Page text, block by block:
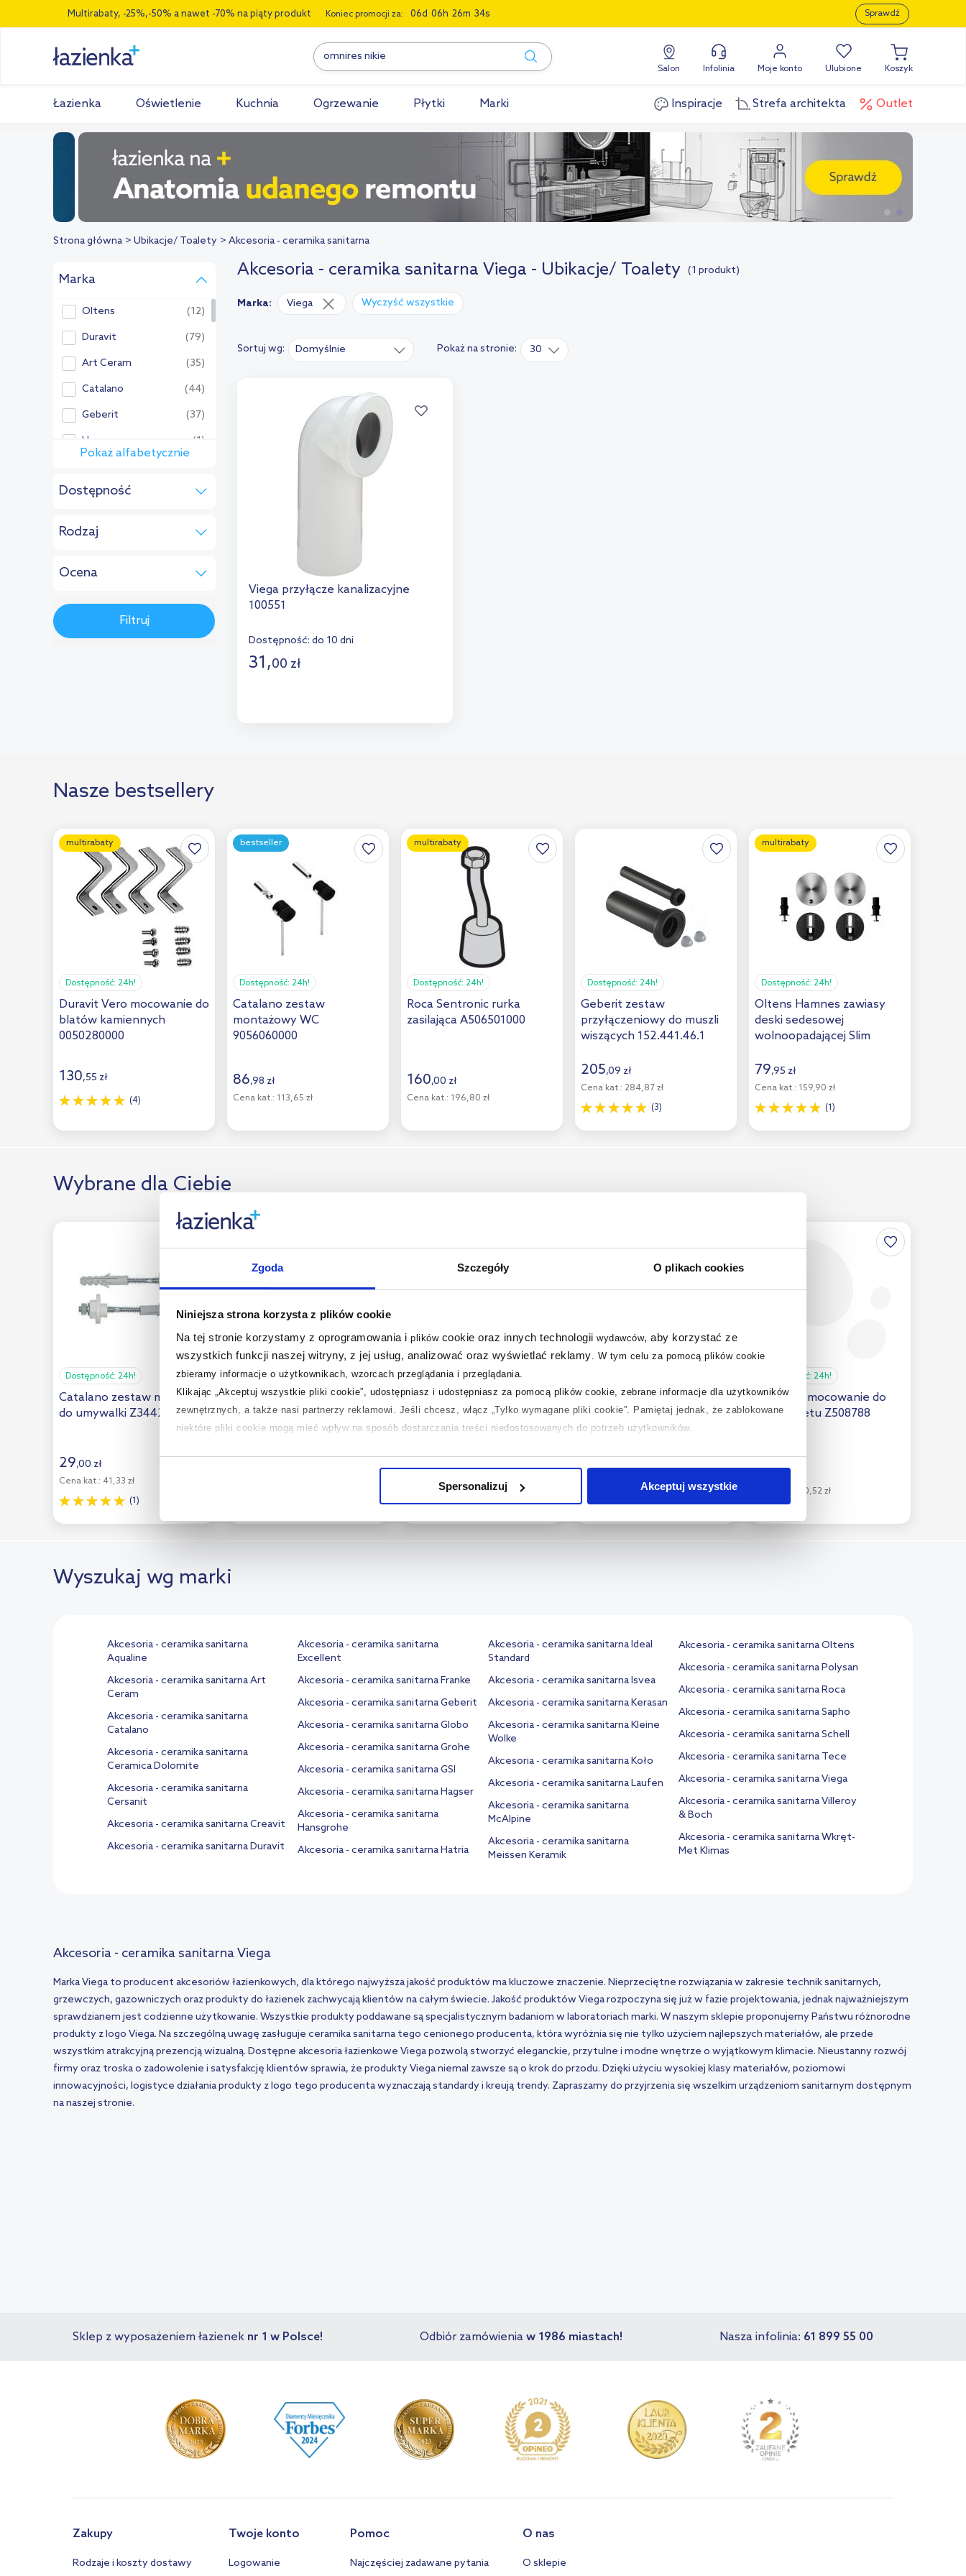
Zgoda Szczegóły O plikach cookies
Niniejsza strona korzysta z plików cookie
Na tej stronie korzystamy z oprogramowania i plikówcookie oraz innych technologii wydawców, aby korzystać ze
wszystkich funkcji naszej witryny, z jej usług, analizować oraz wyświetlać reklamy
W tym celu za pomocą plików cookie
zbieramy informacje o użytkownikach, wzorcach przeglądania i przeglądania.
Klikając „Akceptuj wszystkie pliki cookie”, udostępniasz i udostępniasz za pomocą plików cookie, zebrane informacje dla użytkowników
zewnętrznych, a także nasi partnerzy reklamowi. Jeśli chcesz, włącz „Tylko wymagane pliki cookie”. Pamiętaj jednak, że zablokowane
niektóre pliki cookie mogą mieć wpływ na sposób dostarczania treści niedostosowanych do potrzeb użytkowników.
na temat plików cookie i tego, dlaczego ich przepisy, przejdź do zakładek „Informacje o plikach cookie”.
Spersonalizuj Akceptuj wszystkie
Multirabaty, -25%,-50% a nawet -70% na piąty produkt Koniec promocji za: 06 06 26 33 Sprawdź
Salon Infolinia Moje konto Ulubione Koszyk
Łazienka Oświetlenie Kuchnia Ogrzewanie Płytki Marki Inspiracje Strefa architekta Outlet
Strona główna Ubikacje/ Toalety Akcesoria - ceramika sanitarna
Marka
Oltens (12)
Duravit (79)
Art Ceram (35)
Catalano (44)
Geberit (37)
Hagser (1)
Aqualine (4)
Creavit (3)
Kleine Wolke (2)
Koło
Laufen
Meissen Keramik
Polysan
Roca (7)
Sapho
Pokaż alfabetycznie
Dostępność
Rodzaj
Ocena
Filtruj
Akcesoria - ceramika sanitarna Viega - Ubikacje/ Toalety (1 produkt)
Marka: Viega Wyczyść wszystkie
Sortuj wg: Domyślnie Pokaż na stronie: 30
Viega przyłącze kanalizacyjne
100551
Dostępność: do 10 dni
31,00 zł
Nasze bestsellery
multirabaty
Dostępność: 24h!
Duravit Vero mocowanie do
blatów kamiennych
0050280000
130,55 zł
(4)
bestseller
Dostępność: 24h!
Catalano zestaw
montażowy WC
9056060000
86,98 zł
Cena kat.: 113,65 zł
multirabaty
Dostępność: 24h!
Roca Sentronic rurka
zasilająca A506501000
160,00 zł
Cena kat.: 196,80 zł
Dostępność: 24h!
Geberit zestaw
przyłączeniowy do muszli
wiszących 152.441.46.1
205,09 zł
Cena kat.: 284,87 zł
(3)
multirabaty
Dostępność: 24h!
Oltens Hamnes zawiasy
deski sedesowej
wolnoopadającej Slim
79,95 zł
Cena kat.: 159,90 zł
(1)
Wybrane dla Ciebie
Dostępność: 24h!
Catalano zestaw mocujący
do umywalki Z3442
29,00 zł
Cena kat.: 41,33 zł
(1)
Dostępność:24h!
Wkręt-Met Klimas komplet
śrub do mocowania
umywalki biały BKMUX-
Dostępność:24h!
Wkręt-Met Klimas komplet
śrub do mocowania pisuaru
biały BKMPX-12x120B
zł
Ideal Standard Tonic
zawiasy deski sedesowej
K7313AA
274
487,08 zł
Dostępność: 24h!
Catalano mocowanie do
miski/bidetu Z508788
36
70,52 zł
Wyszukaj wg marki
Akcesoria - ceramika sanitarna
Aqualine
Akcesoria - ceramika sanitarna Art
Ceram
Akcesoria - ceramika sanitarna
Catalano
Akcesoria - ceramika sanitarna
Ceramica Dolomite
Akcesoria - ceramika sanitarna
Cersanit
Akcesoria - ceramika sanitarna Creavit
Akcesoria - ceramika sanitarna Duravit
Akcesoria - ceramika sanitarna
Excellent
Akcesoria - ceramika sanitarna Franke
Akcesoria - ceramika sanitarna Geberit
Akcesoria - ceramika sanitarna Globo
Akcesoria - ceramika sanitarna Grohe
Akcesoria - ceramika sanitarna GSI
Akcesoria - ceramika sanitarna Hagser
Akcesoria - ceramika sanitarna
Hansgrohe
Akcesoria - ceramika sanitarna Hatria
Akcesoria - ceramika sanitarna Ideal
Standard
Akcesoria - ceramika sanitarna Isvea
Akcesoria - ceramika sanitarna Kerasan
Akcesoria - ceramika sanitarna Kleine
Wolke
Akcesoria - ceramika sanitarna Koło
Akcesoria - ceramika sanitarna Laufen
Akcesoria - ceramika sanitarna
McAlpine
Akcesoria - ceramika sanitarna
Meissen Keramik
Akcesoria - ceramika sanitarna Oltens
Akcesoria - ceramika sanitarna Polysan
Akcesoria - ceramika sanitarna Roca
Akcesoria - ceramika sanitarna Sapho
Akcesoria - ceramika sanitarna Schell
Akcesoria - ceramika sanitarna Tece
Akcesoria - ceramika sanitarna Viega
Akcesoria - ceramika sanitarna Villeroy
& Boch
Akcesoria - ceramika sanitarna Wkręt-
Met Klimas
Akcesoria - ceramika sanitarna Viega
Marka Viega to producent akcesoriów łazienkowych, dla którego najwyższa jakość produktów ma kluczowe znaczenie. Nieprzeciętne rozwiązania w zakresie technik sanitarnych,
grzewczych, gazowniczych oraz produkty do łazienek zachwycają klientów na całym świecie. Jakość produktów Viega rozpoczyna się już w fazie projektowania, jednak najważniejszym
sprawdzianem jest codzienne użytkowanie. Wszystkie produkty poddawane są specjalistycznym badaniom w laboratoriach marki. W naszym sklepie proponujemy Państwu różnorodne
produkty z logo Viega. Na szczególną uwagę zasługuje ceramika sanitarna tego cenionego producenta, która wyróżnia się nie tylko użyciem najlepszych materiałów, ale przede
wszystkim atrakcyjną prezencją wizualną. Dostępne akcesoria łazienkowe Viega pozwolą stworzyć eleganckie, przytulne i modne wnętrze o wyjątkowym klimacie. Nieustanny rozwój
firmy oraz troska o zadowolenie i satysfakcję klientów sprawia, że produkty Viega niemal zawsze są o krok do przodu. Dzięki użyciu wysokiej klasy materiałów, poziomowi
innowacyjności, logistyce działania produkty z logo tego producenta wyznaczają standardy i kreują trendy. Zapraszamy do przyjrzenia się wszelkim urządzeniom sanitarnym dostępnym
na naszej stronie.
Sklep z wyposażeniem łazienek nr 1 w Polsce! Odbiór zamówienia w 1986 miastach! Nasza infolinia: 61 899 55 00
Zakupy
Rodzaje i koszty dostawy
Twoje konto
Logowanie
Pomoc
Najczęściej zadawane pytania
O nas
O sklepie